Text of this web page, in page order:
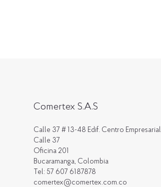
Comertex S.A.S
Calle 37 # 13-48 Edif. Centro Empresarial
Calle 37
Oficina 201
Bucaramanga, Colombia
Tel: 57 607 6187878
comertex@comertex.com.co